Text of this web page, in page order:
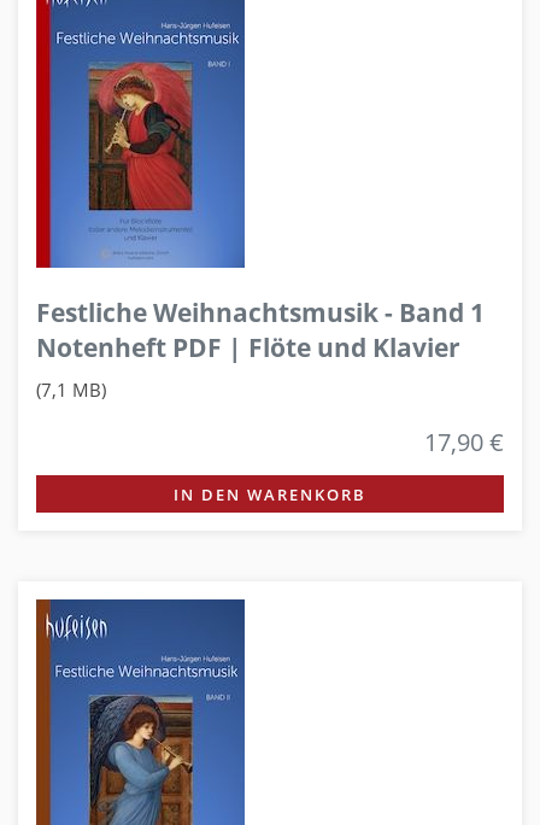
Festliche Weihnachtsmusik - Band 1
Notenheft PDF | Flöte und Klavier
(7,1 MB)
17,90 €
IN DEN WARENKORB